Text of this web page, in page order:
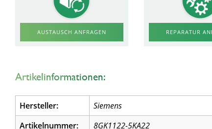
AUSTAUSCH ANFRAGEN REPARATUR
Artikelinformationen:
Hersteller:
Siemens
Artikelnummer:
8GK1122-5KA22